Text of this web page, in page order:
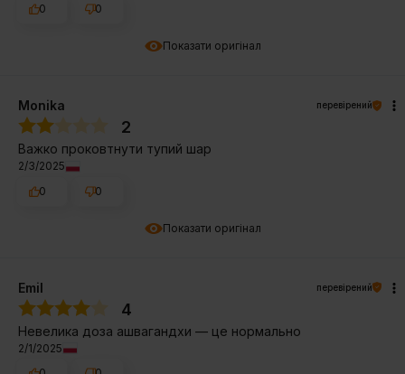
Показати оригінал
0
0
Показати оригінал
Monika перевірений
2
Важко проковтнути тупий шар
2/3/2025
0
0
Emil перевірений
4
Невелика доза ашвагандхи — це нормально
2/1/2025